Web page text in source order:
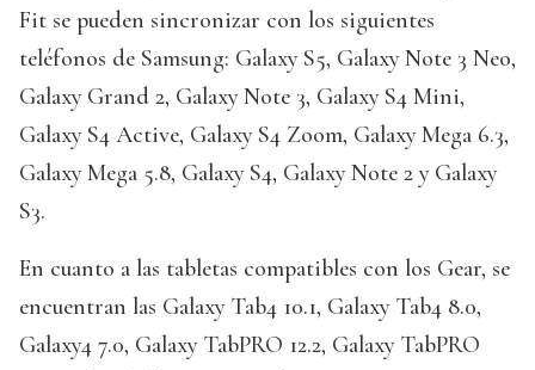
Fit se pueden sincronizar con los siguientes
teléfonos de Samsung: Galaxy S5, Galaxy Note 3 Neo,
Galaxy Grand 2, Galaxy Note 3, Galaxy S4 Mini,
Galaxy S4 Active, Galaxy S4 Zoom, Galaxy Mega 6.3,
Galaxy Mega 5.8, Galaxy S4, Galaxy Note 2 y Galaxy
S3.
En cuanto a las tabletas compatibles con los Gear, se
encuentran las Galaxy Tab4 10.1, Galaxy Tab4 8.0,
Galaxy4 7.0, Galaxy TabPRO 12.2, Galaxy TabPRO